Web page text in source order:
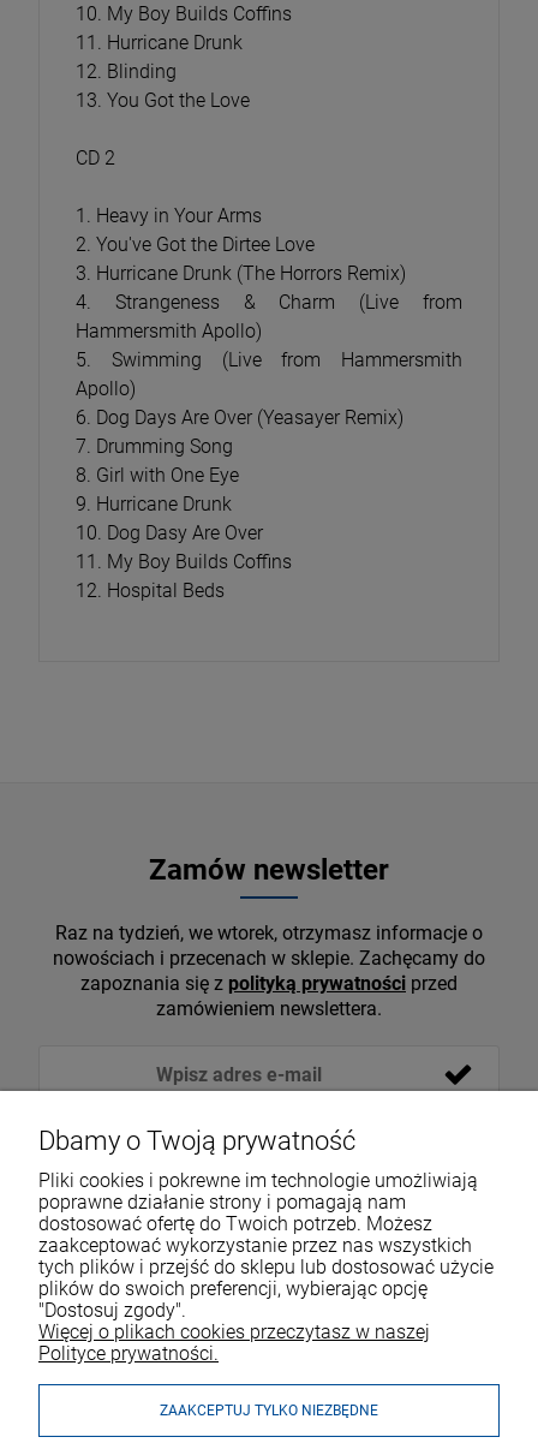
10. My Boy Builds Coffins
11. Hurricane Drunk
12. Blinding
13. You Got the Love
CD 2
1. Heavy in Your Arms
2. You've Got the Dirtee Love
3. Hurricane Drunk (The Horrors Remix)
4. Strangeness & Charm (Live from
Hammersmith Apollo)
5. Swimming (Live from Hammersmith
Apollo)
6. Dog Days Are Over (Yeasayer Remix)
7. Drumming Song
8. Girl with One Eye
9. Hurricane Drunk
10. Dog Dasy Are Over
11. My Boy Builds Coffins
12. Hospital Beds
Zamów newsletter
Raz na tydzień, we wtorek, otrzymasz informacje o
nowościach i przecenach w sklepie. Zachęcamy do
zapoznania się z polityką prywatności przed
zamówieniem newslettera.
VOICESHOP.PL
ZAKUPY
Dbamy o Twoją prywatność
Pliki cookies i pokrewne im technologie umożliwiają
poprawne działanie strony i pomagają nam
dostosować ofertę do Twoich potrzeb. Możesz
zaakceptować wykorzystanie przez nas wszystkich
tych plików i przejść do sklepu lub dostosować użycie
plików do swoich preferencji, wybierając opcję
"Dostosuj zgody".
Więcej o plikach cookies przeczytasz w naszej
Polityce prywatności.
ZAAKCEPTUJ TYLKO NIEZBĘDNE